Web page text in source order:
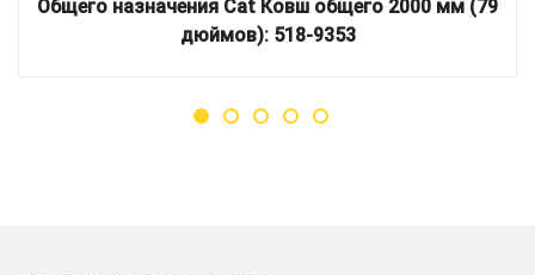
Общего назначения Cat Ковш общего 2000 мм (79
дюймов): 518-9353